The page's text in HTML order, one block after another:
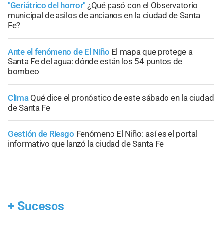
"Geriátrico del horror" ¿Qué pasó con el Observatorio
municipal de asilos de ancianos en la ciudad de Santa
Fe?
Ante el fenómeno de El Niño El mapa que protege a
Santa Fe del agua: dónde están los 54 puntos de
bombeo
Clima Qué dice el pronóstico de este sábado en la ciudad
de Santa Fe
Gestión de Riesgo Fenómeno El Niño: así es el portal
informativo que lanzó la ciudad de Santa Fe
+ Sucesos